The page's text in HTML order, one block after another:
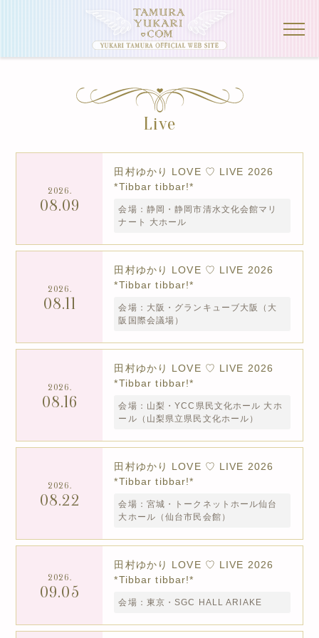
Live
2026.
08.09
田村ゆかり LOVE ♡ LIVE 2026
*Tibbar tibbar!*
会場：静岡・静岡市清水文化会館マリ
ナート 大ホール
2026.
08.11
田村ゆかり LOVE ♡ LIVE 2026
*Tibbar tibbar!*
会場：大阪・グランキューブ大阪（大
阪国際会議場）
2026.
08.16
田村ゆかり LOVE ♡ LIVE 2026
*Tibbar tibbar!*
会場：山梨・YCC県民文化ホール 大ホ
ール（山梨県立県民文化ホール）
2026.
08.22
田村ゆかり LOVE ♡ LIVE 2026
*Tibbar tibbar!*
会場：宮城・トークネットホール仙台
大ホール（仙台市民会館）
2026.
09.05
田村ゆかり LOVE ♡ LIVE 2026
*Tibbar tibbar!*
会場：東京・SGC HALL ARIAKE